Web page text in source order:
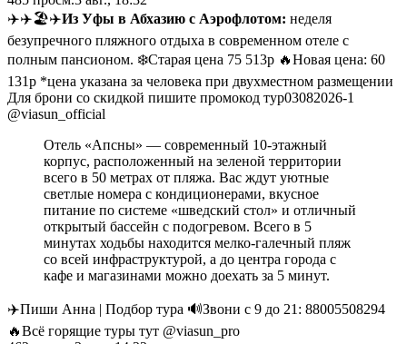
✈️✈️🏖✈️Из Уфы в Абхазию с Аэрофлотом: неделя
безупречного пляжного отдыха в современном отеле с
полным пансионом. ❄️Старая цена 75 513р 🔥Новая цена: 60
131р *цена указана за человека при двухместном размещении
Для брони со скидкой пишите промокод тур03082026-1
@viasun_official
Отель «Апсны» — современный 10-этажный
корпус, расположенный на зеленой территории
всего в 50 метрах от пляжа. Вас ждут уютные
светлые номера с кондиционерами, вкусное
питание по системе «шведский стол» и отличный
открытый бассейн с подогревом. Всего в 5
минутах ходьбы находится мелко-галечный пляж
со всей инфраструктурой, а до центра города с
кафе и магазинами можно доехать за 5 минут.
✈️Пиши Анна | Подбор тура 🔊Звони с 9 до 21: 88005508294
🔥Всё горящие туры тут @viasun_pro